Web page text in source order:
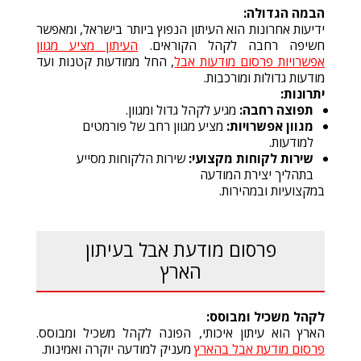
הבמה הגדולה:
ידיעות אחרונות הוא העיתון הנפוץ ביותר בישראל, ומאפשר
חשיפה רחבה לקהל הקוראים. העיתון מציע מגוון
אפשרויות פרסום מודעות אבל, החל ממודעות קטנות ועד
מודעות גדולות ומורכבות.
יתרונות:
תפוצה רחבה: מגיע לקהל גדול ומגוון.
מגוון אפשרויות: מציע מגוון רחב של פורמטים
למודעות.
שירות לקוחות מקצועי:שירות הלקוחות מסייע
בתהליך יצירת המודעה
במקצועיות ובמהירות.
פרסום מודעת אבל בעיתון
הארץ
לקהל משכיל ומבוסס:
הארץ הוא עיתון איכותי, הפונה לקהל משכיל ומבוסס.
פרסום מודעת אבל בהארץמעניק למודעה יוקרה ואמינות.